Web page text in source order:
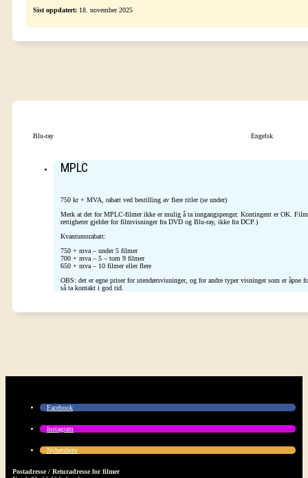
Sist oppdatert: 18. november 2025
Blu-ray Engelsk
MPLC
750 kr + MVA, rabatt ved bestilling av flere titler (se under)
Merk at det for MPLC-filmer ikke er mulig å ta inngangspenger. Kontingent er OK.
rettigheter gjelder for filmvisninger fra DVD og Blu-ray, ikke fra DCP.)
Kvantumsrabatt:
750 + mva – under 5 filmer
700 + mva – 5 – tom 9 filmer
650 + mva – 10 filmer eller flere
OBS: det er egne priser for utendørsvisninger, og for andre typer visninger som er
så ta kontakt i god tid.
Facebook
Instagram
Nyhetsbrev
Postadresse / Returadresse for filmer